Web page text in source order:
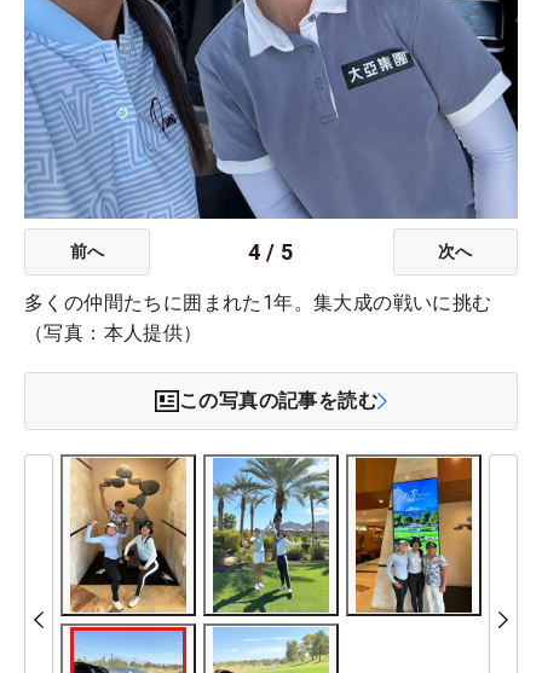
前へ 4 / 5 次へ
多くの仲間たちに囲まれた1年。集大成の戦いに挑む
（写真：本人提供）
この写真の記事を読む